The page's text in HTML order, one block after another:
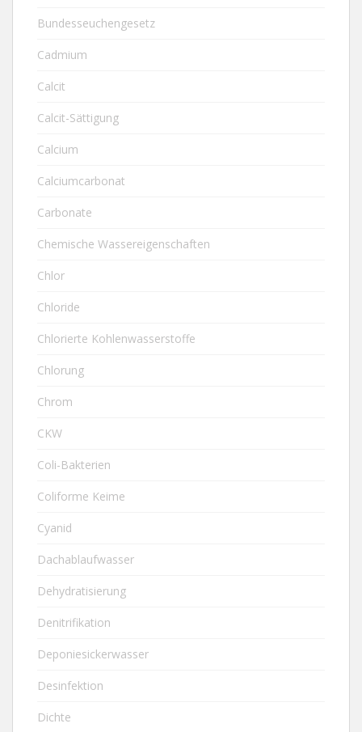
Bundesseuchengesetz
Cadmium
Calcit
Calcit-Sättigung
Calcium
Calciumcarbonat
Carbonate
Chemische Wassereigenschaften
Chlor
Chloride
Chlorierte Kohlenwasserstoffe
Chlorung
Chrom
CKW
Coli-Bakterien
Coliforme Keime
Cyanid
Dachablaufwasser
Dehydratisierung
Denitrifikation
Deponiesickerwasser
Desinfektion
Dichte